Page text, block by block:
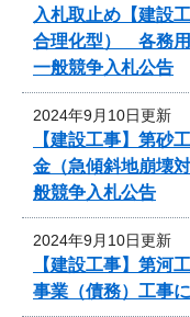
入札取止め【建設
合理化型） 各務
一般競争入札公告
2024年9月10日更新
【建設工事】第砂
金（急傾斜地崩壊
般競争入札公告
2024年9月10日更新
【建設工事】第
事業（債務）工事